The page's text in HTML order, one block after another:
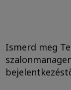
Ismerd meg